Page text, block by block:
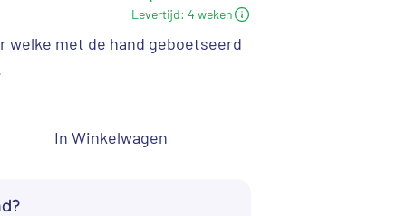
Levertijd: 4 weken
met de hand geboetseerd
In Winkelwagen